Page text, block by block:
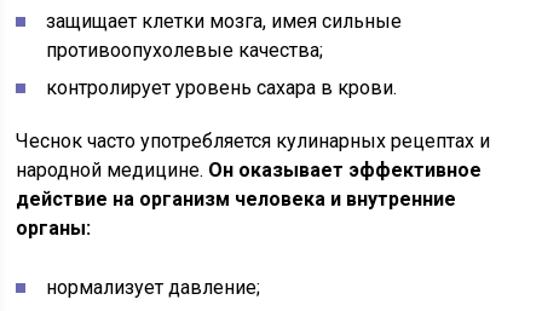
защищает клетки мозга, имея сильные
противоопухолевые качества;
контролирует уровень сахара в крови.
Чеснок часто употребляется кулинарных рецептах и
народной медицине. Он оказывает эффективное
действие на организм человека и внутренние
органы:
нормализует давление;